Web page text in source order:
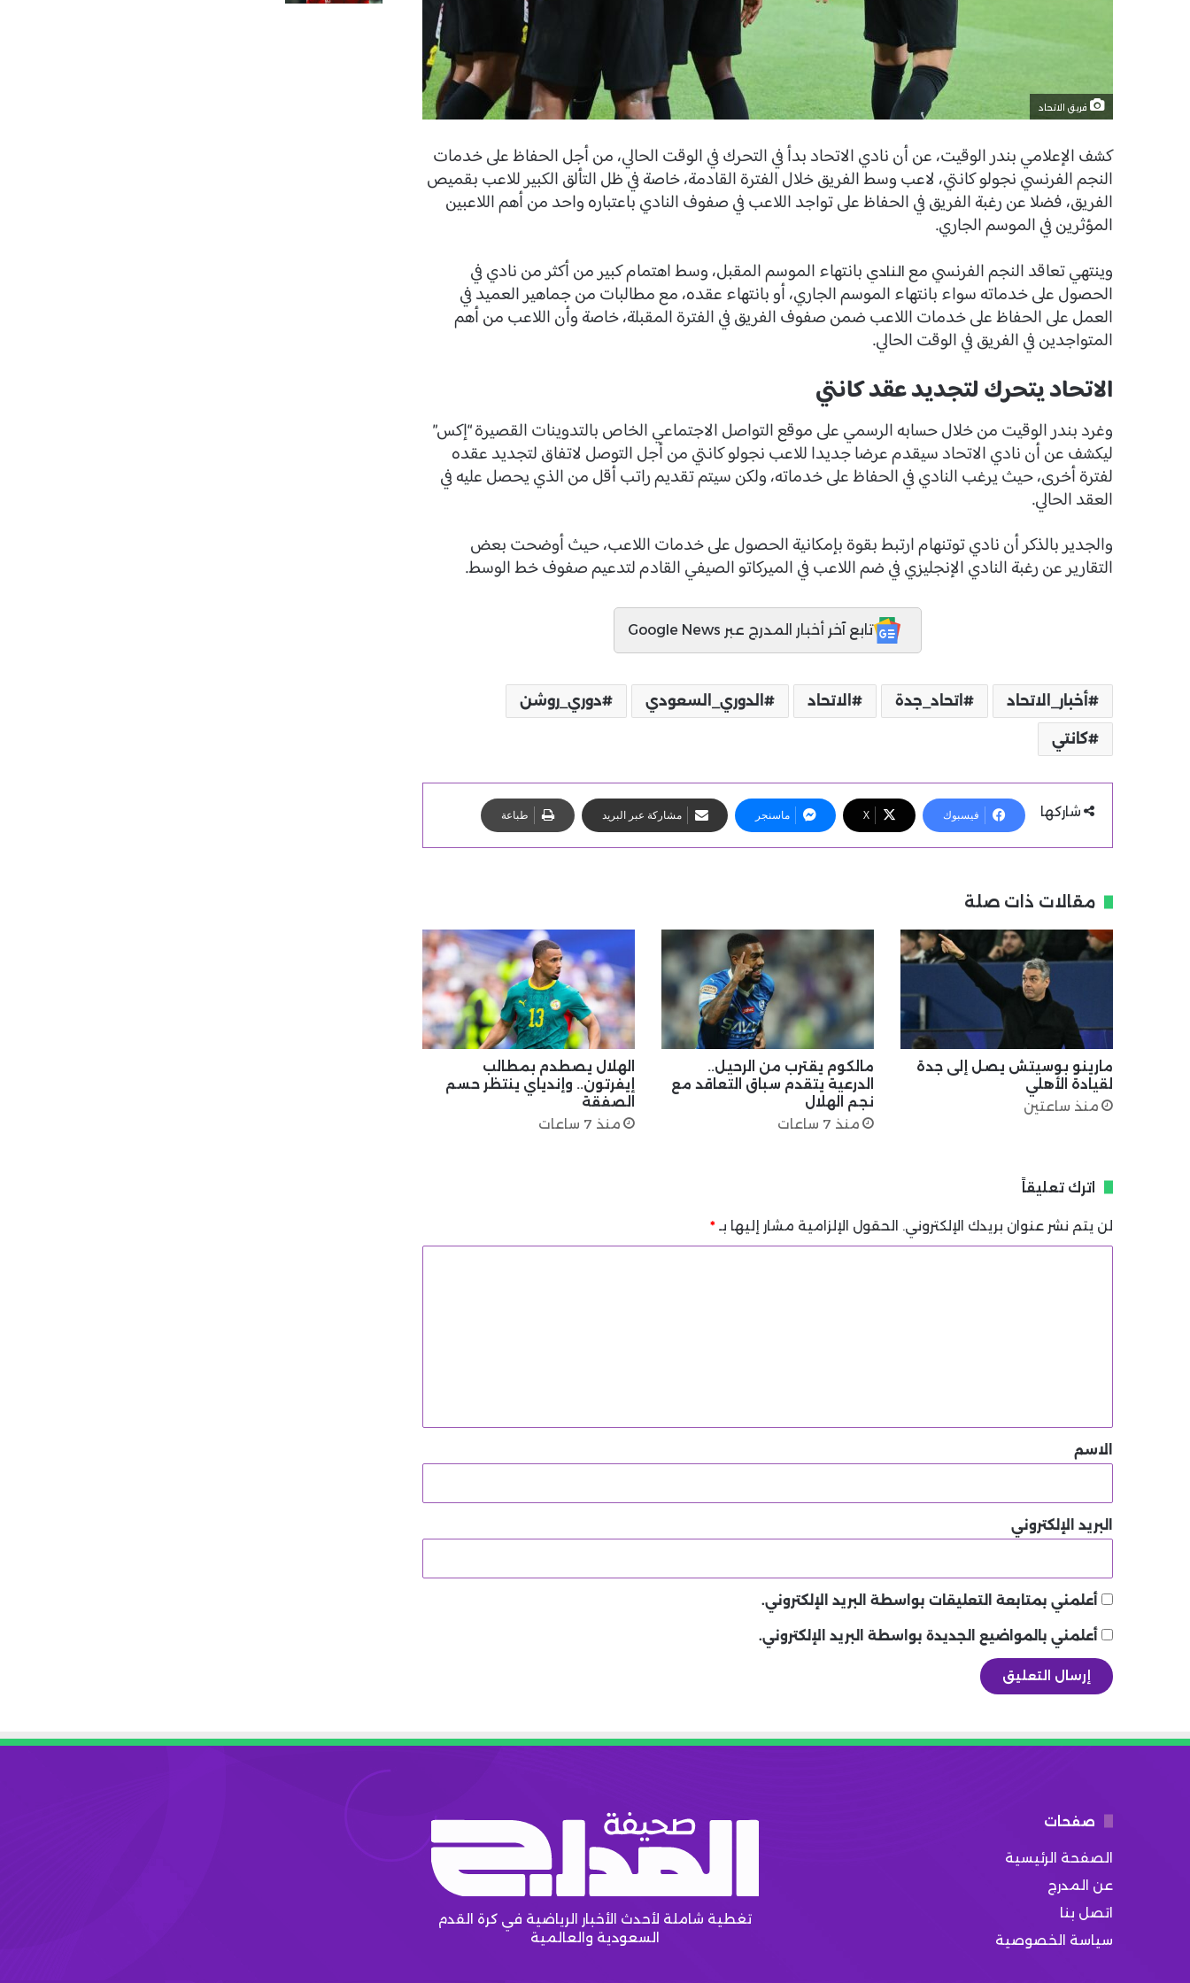
فريق الاتحاد
كشف الإعلامي بندر الوقيت، عن أن نادي الاتحاد بدأ في التحرك في الوقت الحالي، من أجل الحفاظ على خدمات
النجم الفرنسي نجولو كانتي، لاعب وسط الفريق خلال الفترة القادمة، خاصة في ظل التألق الكبير للاعب بقميص
الفريق، فضلا عن رغبة الفريق في الحفاظ على تواجد اللاعب في صفوف النادي باعتباره واحد من أهم اللاعبين
المؤثرين في الموسم الجاري.
وينتهي تعاقد النجم الفرنسي مع النادي بانتهاء الموسم المقبل، وسط اهتمام كبير من أكثر من نادي في
الحصول على خدماته سواء بانتهاء الموسم الجاري، أو بانتهاء عقده، مع مطالبات من جماهير العميد في
العمل على الحفاظ على خدمات اللاعب ضمن صفوف الفريق في الفترة المقبلة، خاصة وأن اللاعب من أهم
المتواجدين في الفريق في الوقت الحالي.
الاتحاد يتحرك لتجديد عقد كانتي
وغرد بندر الوقيت من خلال حسابه الرسمي على موقع التواصل الاجتماعي الخاص بالتدوينات القصيرة “إكس”
ليكشف عن أن نادي الاتحاد سيقدم عرضا جديدا للاعب نجولو كانتي من أجل التوصل لاتفاق لتجديد عقده
لفترة أخرى، حيث يرغب النادي في الحفاظ على خدماته، ولكن سيتم تقديم راتب أقل من الذي يحصل عليه في
العقد الحالي.
والجدير بالذكر أن نادي توتنهام ارتبط بقوة بإمكانية الحصول على خدمات اللاعب، حيث أوضحت بعض
التقارير عن رغبة النادي الإنجليزي في ضم اللاعب في الميركاتو الصيفي القادم لتدعيم صفوف خط الوسط.
تابع آخر أخبار المدرج عبر Google News
أخبار_الاتحاد اتحاد_جدة الاتحاد الدوري_السعودي دوري_روشن
كانتي
شاركها فيسبوك X ماسنجر مشاركة عبر البريد طباعة
مقالات ذات صلة
مارينو بوسيتش يصل إلى جدة
لقيادة الأهلي
منذ ساعتين
مالكوم يقترب من الرحيل..
الدرعية يتقدم سباق التعاقد مع
نجم الهلال
منذ 7 ساعات
الهلال يصطدم بمطالب
إيفرتون.. وإندياي ينتظر حسم
الصفقة
منذ 7 ساعات
اترك تعليقاً
لن يتم نشر عنوان بريدك الإلكتروني. الحقول الإلزامية مشار إليها بـ *
*الاسم
البريد الإلكتروني
أعلمني بمتابعة التعليقات بواسطة البريد الإلكتروني.
أعلمني بالمواضيع الجديدة بواسطة البريد الإلكتروني.
صفحات
الصفحة الرئيسية
عن المدرج
اتصل بنا
سياسة الخصوصية
تغطية شاملة لأحدث الأخبار الرياضية في كرة القدم
السعودية والعالمية